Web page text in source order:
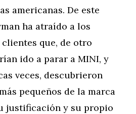
americanas. De este
ha atraído a los
que, de otro
ido a parar a MINI, y
veces, descubrieron
pequeños de la marca
justificación y su propio